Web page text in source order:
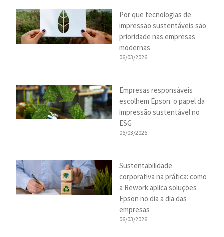
Por que tecnologias de
impressão sustentáveis são
prioridade nas empresas
modernas
06/03/2026
Empresas responsáveis
escolhem Epson: o papel da
impressão sustentável no
ESG
06/03/2026
Sustentabilidade
corporativa na prática: como
a Rework aplica soluções
Epson no dia a dia das
empresas
06/03/2026